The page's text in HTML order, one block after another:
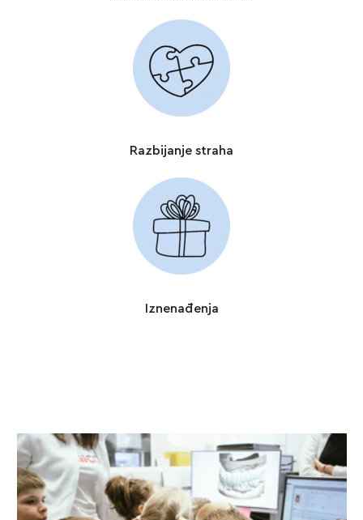
Razbijanje straha
Iznenađenja